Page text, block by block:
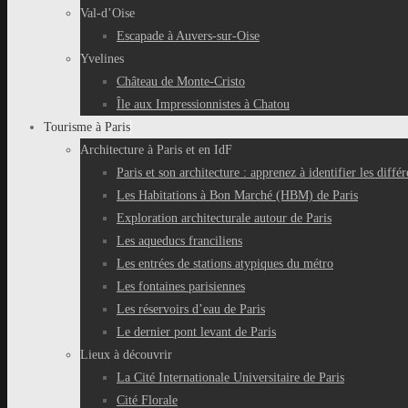
Val-d’Oise
Escapade à Auvers-sur-Oise
Yvelines
Château de Monte-Cristo
Île aux Impressionnistes à Chatou
Tourisme à Paris
Architecture à Paris et en IdF
Paris et son architecture : apprenez à identifier les
Les Habitations à Bon Marché (HBM) de Paris
Exploration architecturale autour de Paris
Les aqueducs franciliens
Les entrées de stations atypiques du métro
Les fontaines parisiennes
Les réservoirs d’eau de Paris
Le dernier pont levant de Paris
Lieux à découvrir
La Cité Internationale Universitaire de Paris
Cité Florale